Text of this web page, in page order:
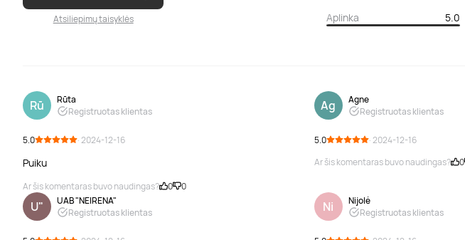
Atsiliepimų taisyklės Aplinka 5.0
Rū
Rūta
Registruotas klientas
5.0 · 2024-12-16
Puiku
Ar šis komentaras buvo naudingas? 0 0
Ag
Agne
Registruotas klientas
5.0
· 2024-12-16
Ar šis komentaras buvo naudingas?
0
U"
UAB "NEIRENA"
Registruotas klientas
Ni
Nijolė
Registruotas klientas